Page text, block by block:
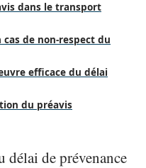
dans le transport
de non-respect du
efficace du délai
du préavis
de prévenance